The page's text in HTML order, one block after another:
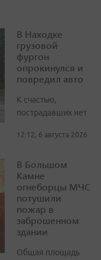
В Находке
грузовой
фургон
опрокинулся и
повредил авто
К счастью,
пострадавших нет
12:12, 6 августа 2026
В Большом
Камне
огнеборцы МЧС
потушили
пожар в
заброшенном
здании
Общая площадь